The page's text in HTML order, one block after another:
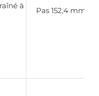
à
Pas 152,4 mm